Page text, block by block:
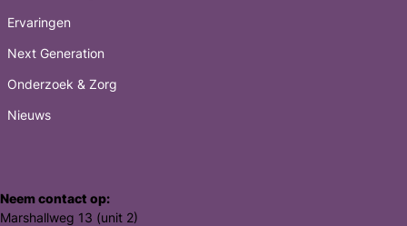
Ervaringen
Next Generation
Onderzoek & Zorg
Nieuws
Neem contact op:
Marshallweg 13 (unit 2)